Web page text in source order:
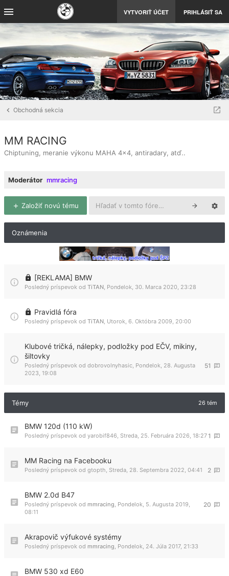
VYTVORIŤ ÚČET PRIHLÁSIŤ SA
Obchodná sekcia
MM RACING
Chiptuning, meranie výkonu MAHA 4x4, antiradary, atď..
Moderátor mmracing
Založiť novú tému
Oznámenia
[REKLAMA] BMW
Posledný príspevok od TiTAN Pondelok, 30. Marca 2020, 23:28
Pravidlá fóra
Posledný príspevok od TiTAN Utorok, 6. Októbra 2009, 20:00
Klubové tričká, nálepky, podložky pod EČV, mikiny,
šiltovky
51
Posledný príspevok od dobrovolnyhasic Pondelok, 28. Augusta
2023, 19:08
Témy 26 tém
BMW 120d (110 kW)
1
Posledný príspevok od yarobif846 Streda, 25. Februára 2026, 18:27
MM Racing na Facebooku
2
Posledný príspevok od gtopth Streda, 28. Septembra 2022, 04:41
BMW 2.0d B47
20
Posledný príspevok od mmracing Pondelok, 5. Augusta 2019,
08:11
Akrapovič výfukové systémy
Posledný príspevok od mmracing Pondelok, 24. Júla 2017, 21:33
BMW 530 xd E60